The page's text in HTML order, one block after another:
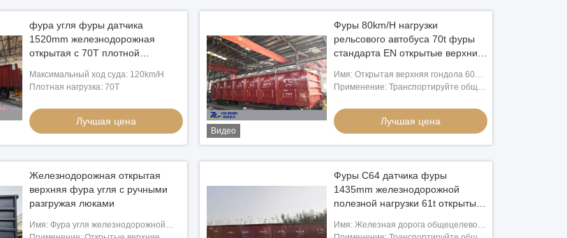
рельса
груз муфты 60Т открытого вагона
железнодорожного датчика мыса
1067мм вращающийся
Лучшая цена
фура угля фуры датчика
1520mm железнодорожная
открытая с 70T плотной
Скорость
Максимальный ход суда: 120km/H
Плотная нагрузка: 70T
Лучшая цена
Видео
Фуры 80km/H нагрузки
рельсового автобуса 70t фуры
стандарта EN открытые верхние
Имя: Открытая верхняя гондола 60
железнодорожной фуры товаров
нагружает
Применение: Транспортируйте общие
древесину, бумагу., контейнеры
Лучшая цена
Железнодорожная открытая
верхняя фура угля с ручными
разгружая люками
Имя: Фура угля железнодорожной
Фуры C64 датчика фуры
1435mm железнодорожной
полезной нагрузки 61t открытые
Имя: Железная дорога общецелевой